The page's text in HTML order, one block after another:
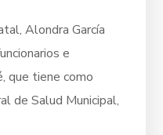
Alondra García
e
que tiene como
de Salud Municipal,